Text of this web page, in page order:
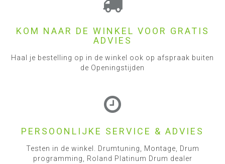
KOM NAAR DE WINKEL VOOR GRATIS
ADVIES
Haal je bestelling op in de winkel ook op afspraak buiten
de Openingstijden
PERSOONLIJKE SERVICE & ADVIES
Testen in de winkel. Drumtuning, Montage, Drum
programming, Roland Platinum Drum dealer